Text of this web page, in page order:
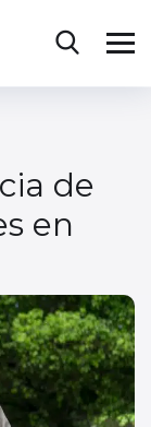
de
en